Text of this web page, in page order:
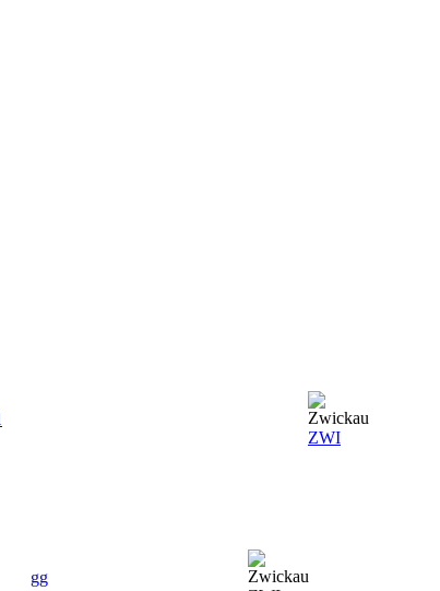
ZWI
gg